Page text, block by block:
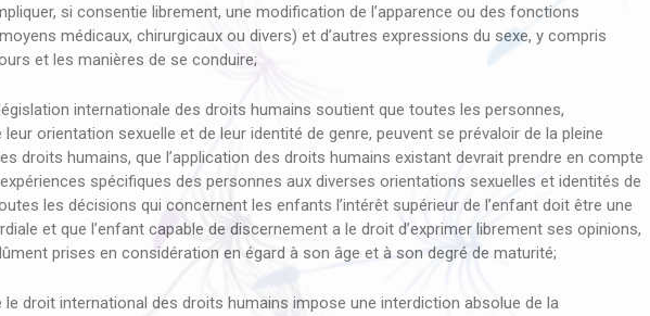
si consentie librement, une modification de l’apparence ou des fonctions
médicaux, chirurgicaux ou divers) et d’autres expressions du sexe, y compris
et les manières de se conduire;
législation internationale des droits humains soutient que toutes les personnes,
orientation sexuelle et de leur identité de genre, peuvent se prévaloir de la pleine
droits humains, que l’application des droits humains existant devrait prendre en compte
spécifiques des personnes aux diverses orientations sexuelles et identités de
les décisions qui concernent les enfants l’intérêt supérieur de l’enfant doit être une
et que l’enfant capable de discernement a le droit d’exprimer librement ses opinions,
prises en considération en égard à son âge et à son degré de maturité;
le droit international des droits humains impose une interdiction absolue de la